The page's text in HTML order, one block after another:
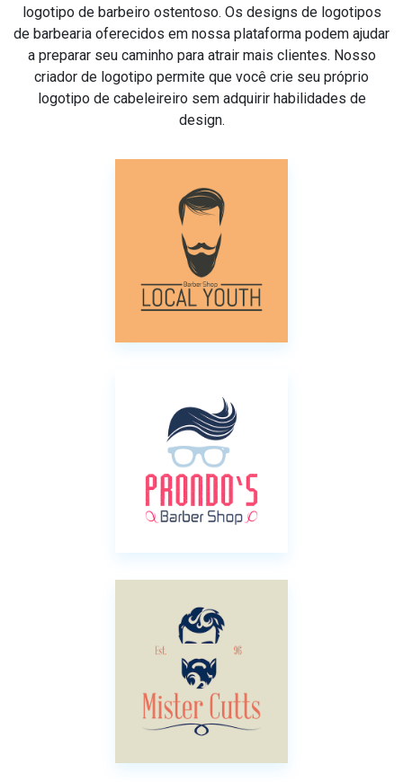
logotipo de barbeiro ostentoso. Os designs de logotipos
de barbearia oferecidos em nossa plataforma podem ajudar
a preparar seu caminho para atrair mais clientes. Nosso
criador de logotipo permite que você crie seu próprio
logotipo de cabeleireiro sem adquirir habilidades de
design.